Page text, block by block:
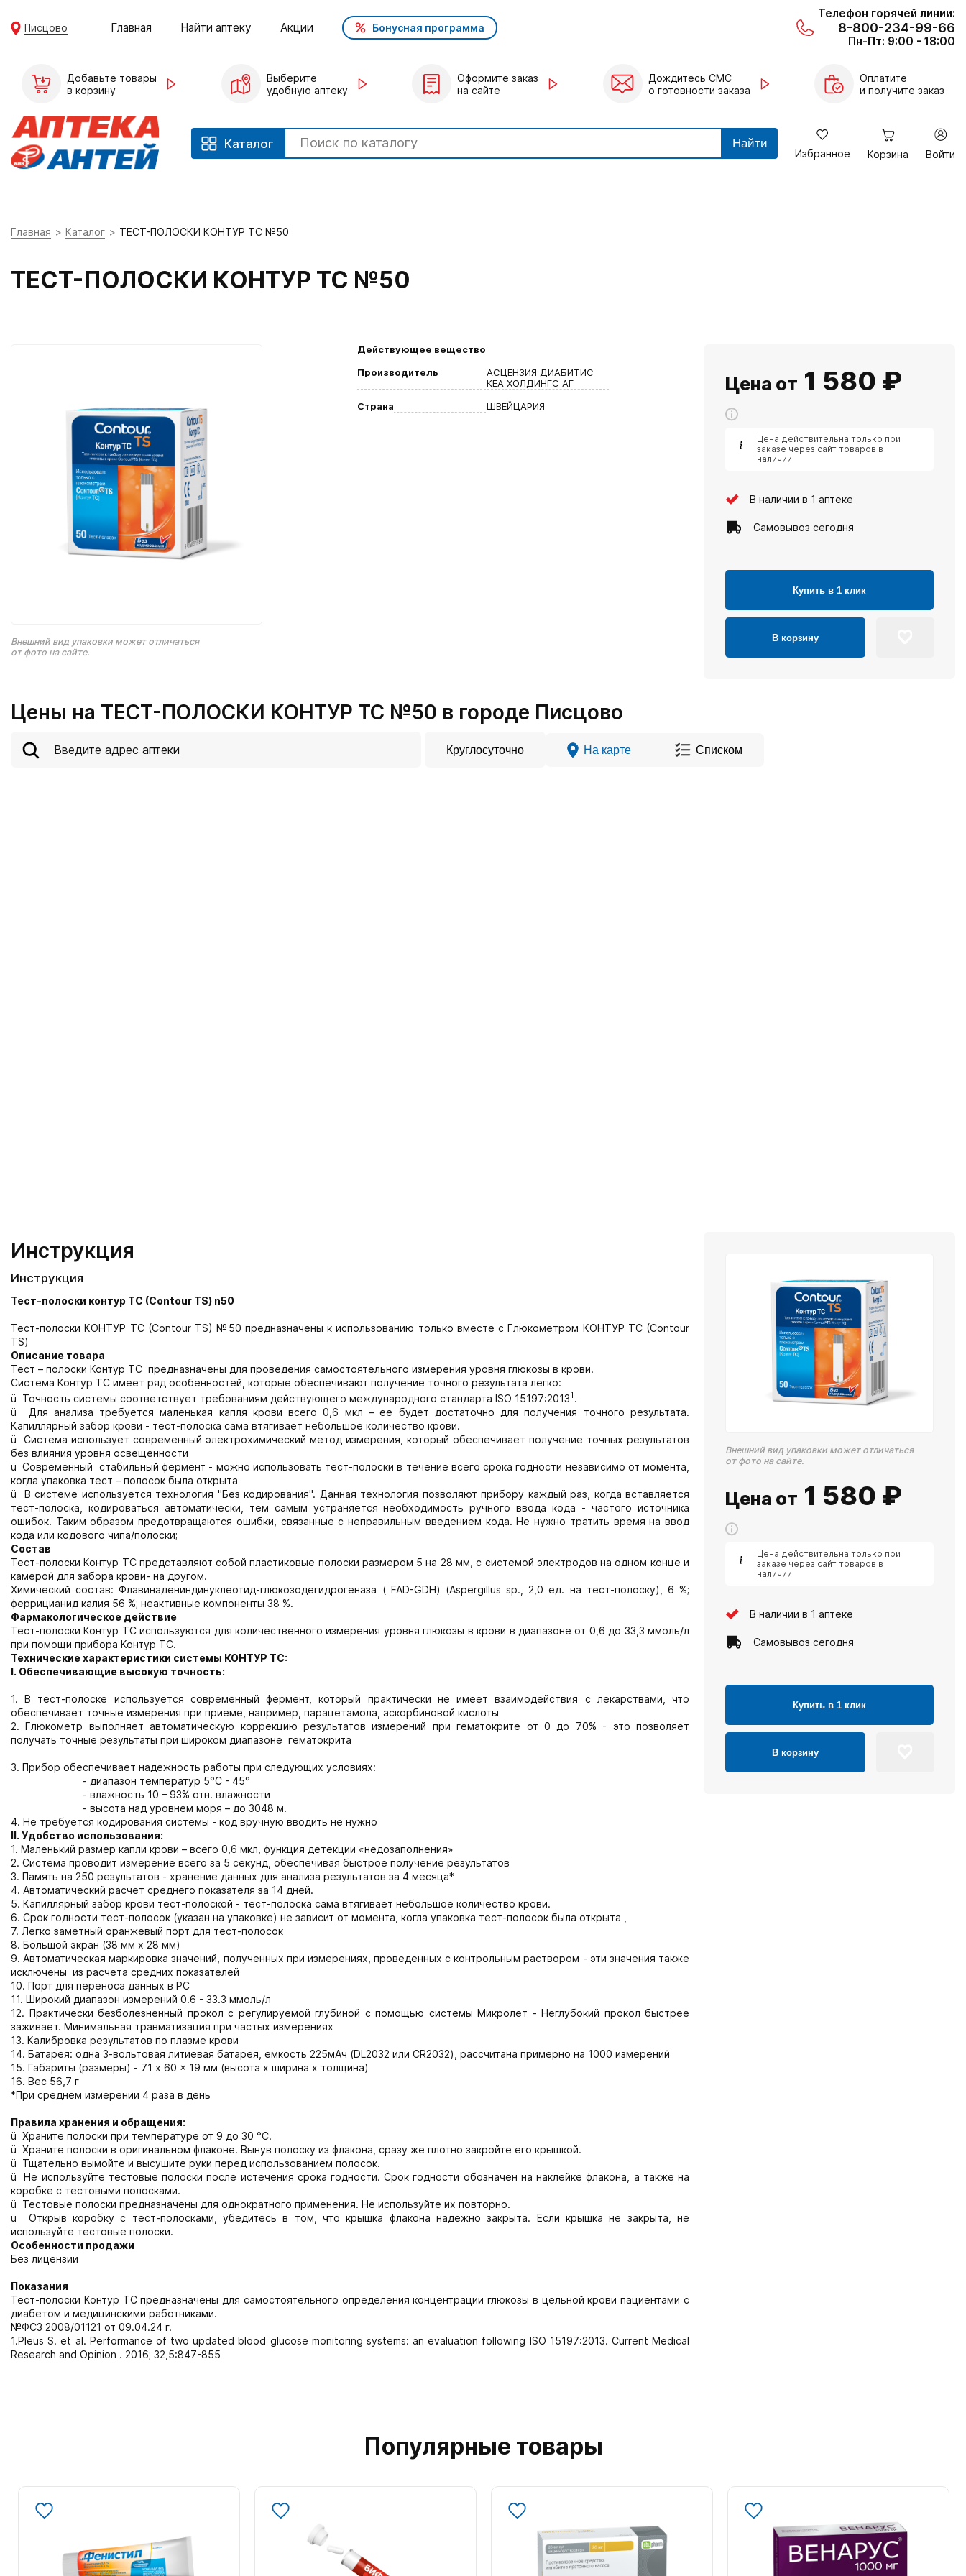
Писцово Главная Найти аптеку Акции Бонусная программа
Телефон горячей линии:
8-800-234-99-66
Пн-Пт: 9:00 - 18:00
Добавьте товары
в корзину
Выберите
удобную аптеку
Оформите заказ
на сайте
Дождитесь СМС
о готовности заказа
Оплатите
и получите заказ
Каталог Найти
Избранное Корзина Войти
Главная Каталог ТЕСТ-ПОЛОСКИ КОНТУР ТС №50
ТЕСТ-ПОЛОСКИ КОНТУР ТС №50
Внешний вид упаковки может отличаться
от фото на сайте.
Действующее вещество
Производитель
АСЦЕНЗИЯ ДИАБИТИС
КЕА ХОЛДИНГС АГ
Страна
ШВЕЙЦАРИЯ
Цена от 1 580 ₽
Цена действительна только при
заказе через сайт товаров в
наличии
В наличии в 1 аптеке
Самовывоз сегодня
Купить в 1 клик
В корзину
Цены на ТЕСТ-ПОЛОСКИ КОНТУР ТС №50 в городе Писцово
Круглосуточно На карте Списком
Инструкция
Инструкция
Тест-полоски контур ТС (Contour TS) n50
Тест-полоски КОНТУР ТС (Contour TS) №50 предназначены к использованию только вместе с Глюкометром КОНТУР ТС (Contour
TS)
Описание товара
Тест – полоски Контур ТС предназначены для проведения самостоятельного измерения уровня глюкозы в крови.
Система Контур ТС имеет ряд особенностей, которые обеспечивают получение точного результата легко:
ü Точность системы соответствует требованиям действующего международного стандарта ISO 15197:20131 .
ü Для анализа требуется маленькая капля крови всего 0,6 мкл – ее будет достаточно для получения точного результата.
Капиллярный забор крови - тест-полоска сама втягивает небольшое количество крови.
ü Система использует современный электрохимический метод измерения, который обеспечивает получение точных результатов
без влияния уровня освещенности
ü Современный стабильный фермент - можно использовать тест-полоски в течение всего срока годности независимо от момента,
когда упаковка тест – полосок была открыта
ü В системе используется технология "Без кодирования". Данная технология позволяют прибору каждый раз, когда вставляется
тест-полоска, кодироваться автоматически, тем самым устраняется необходимость ручного ввода кода - частого источника
ошибок. Таким образом предотвращаются ошибки, связанные с неправильным введением кода. Не нужно тратить время на ввод
кода или кодового чипа/полоски;
Состав
Тест-полоски Контур ТС представляют собой пластиковые полоски размером 5 на 28 мм, с системой электродов на одном конце и
камерой для забора крови- на другом.
Химический состав: Флавинадениндинуклеотид-глюкозодегидрогеназа ( FAD-GDH) (Aspergillus sp., 2,0 ед. на тест-полоску), 6 %;
феррицианид калия 56 %; неактивные компоненты 38 %.
Фармакологическое действие
Тест-полоски Контур ТС используются для количественного измерения уровня глюкозы в крови в диапазоне от 0,6 до 33,3 ммоль/л
при помощи прибора Контур ТС.
Технические характеристики системы КОНТУР ТС:
I. Обеспечивающие высокую точность:
1. В тест-полоске используется современный фермент, который практически не имеет взаимодействия с лекарствами, что
обеспечивает точные измерения при приеме, например, парацетамола, аскорбиновой кислоты
2. Глюкометр выполняет автоматическую коррекцию результатов измерений при гематокрите от 0 до 70% - это позволяет
получать точные результаты при широком диапазоне гематокрита
3. Прибор обеспечивает надежность работы при следующих условиях:
- диапазон температур 5°C - 45°
- влажность 10 – 93% отн. влажности
- высота над уровнем моря – до 3048 м.
4. Не требуется кодирования системы - код вручную вводить не нужно
II. Удобство использования:
1. Маленький размер капли крови – всего 0,6 мкл, функция детекции «недозаполнения»
2. Система проводит измерение всего за 5 секунд, обеспечивая быстрое получение результатов
3. Память на 250 результатов - хранение данных для анализа результатов за 4 месяца*
4. Автоматический расчет среднего показателя за 14 дней.
5. Капиллярный забор крови тест-полоской - тест-полоска сама втягивает небольшое количество крови.
6. Срок годности тест-полосок (указан на упаковке) не зависит от момента, когла упаковка тест-полосок была открыта ,
7. Легко заметный оранжевый порт для тест-полосок
8. Большой экран (38 мм x 28 мм)
9. Автоматическая маркировка значений, полученных при измерениях, проведенных с контрольным раствором - эти значения также
исключены из расчета средних показателей
10. Порт для переноса данных в PC
11. Широкий диапазон измерений 0.6 - 33.3 ммоль/л
12. Практически безболезненный прокол с регулируемой глубиной с помощью системы Микролет - Неглубокий прокол быстрее
заживает. Минимальная травматизация при частых измерениях
13. Калибровка результатов по плазме крови
14. Батарея: одна 3-вольтовая литиевая батарея, емкость 225мАч (DL2032 или CR2032), рассчитана примерно на 1000 измерений
15. Габариты (размеры) - 71 x 60 x 19 мм (высота х ширина х толщина)
16. Вес 56,7 г
*При среднем измерении 4 раза в день
Правила хранения и обращения:
ü Храните полоски при температуре от 9 до 30 °C.
ü Храните полоски в оригинальном флаконе. Вынув полоску из флакона, сразу же плотно закройте его крышкой.
ü Тщательно вымойте и высушите руки перед использованием полосок.
ü Не используйте тестовые полоски после истечения срока годности. Срок годности обозначен на наклейке флакона, а также на
коробке с тестовыми полосками.
ü Тестовые полоски предназначены для однократного применения. Не используйте их повторно.
ü Открыв коробку с тест-полосками, убедитесь в том, что крышка флакона надежно закрыта. Если крышка не закрыта, не
используйте тестовые полоски.
Особенности продажи
Без лицензии
Показания
Тест-полоски Контур ТС предназначены для самостоятельного определения концентрации глюкозы в цельной крови пациентами с
диабетом и медицинскими работниками.
№ФСЗ 2008/01121 от 09.04.24 г.
1.Pleus S. et al. Performance of two updated blood glucose monitoring systems: an evaluation following ISO 15197:2013. Current Medical
Research and Opinion . 2016; 32,5:847-855
Внешний вид упаковки может отличаться
от фото на сайте.
Цена от 1 580 ₽
Цена действительна только при
заказе через сайт товаров в
наличии
В наличии в 1 аптеке
Самовывоз сегодня
Купить в 1 клик
В корзину
Популярные товары